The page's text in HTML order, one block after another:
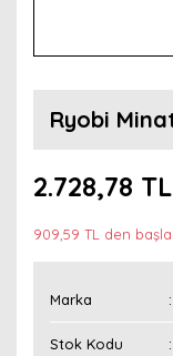
Ryobi
2.728,78 TL
909,59 TL den
Marka
Stok Kodu